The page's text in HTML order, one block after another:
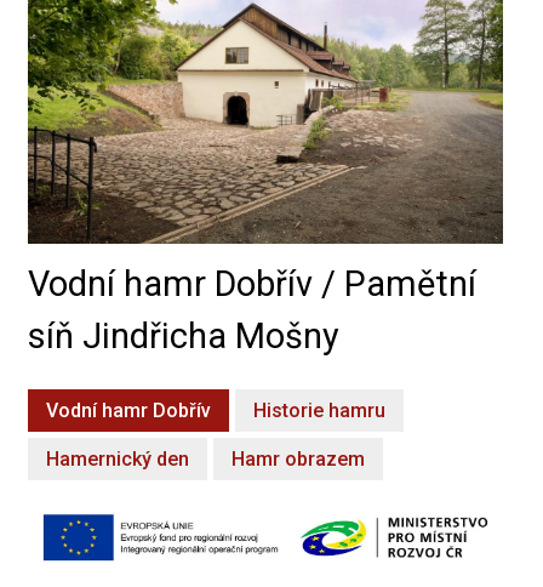
Vodní hamr Dobřív / Pamětní
síň Jindřicha Mošny
Vodní hamr Dobřív Historie hamru
Hamernický den Hamr obrazem